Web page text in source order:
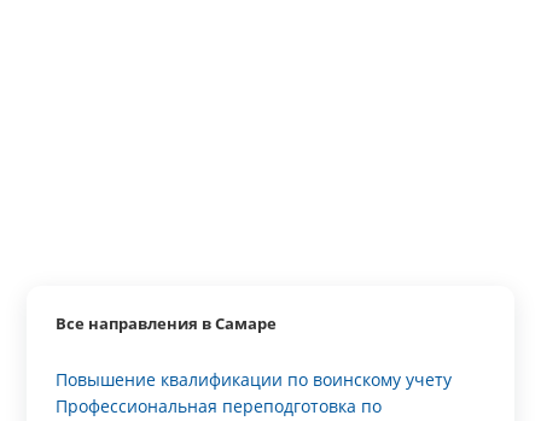
Все направления в Самаре
Повышение квалификации по воинскому учету
Профессиональная переподготовка по